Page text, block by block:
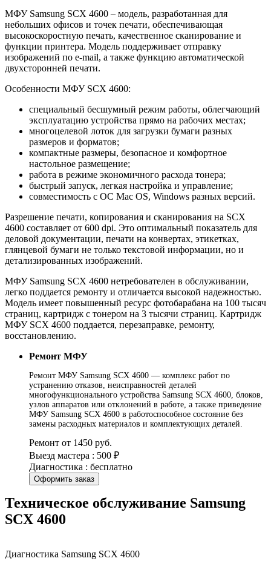
МФУ Samsung SCX 4600 – модель, разработанная для
небольших офисов и точек печати, обеспечивающая
высокоскоростную печать, качественное сканирование и
функции принтера. Модель поддерживает отправку
изображений по e-mail, а также функцию автоматической
двухсторонней печати.
Особенности МФУ SCX 4600:
специальный бесшумный режим работы, облегчающий
эксплуатацию устройства прямо на рабочих местах;
многоцелевой лоток для загрузки бумаги разных
размеров и форматов;
компактные размеры, безопасное и комфортное
настольное размещение;
работа в режиме экономичного расхода тонера;
быстрый запуск, легкая настройка и управление;
совместимость с ОС Mac OS, Windows разных версий.
Разрешение печати, копирования и сканирования на SCX
4600 составляет от 600 dpi. Это оптимальный показатель для
деловой документации, печати на конвертах, этикетках,
глянцевой бумаги не только текстовой информации, но и
детализированных изображений.
МФУ Samsung SCX 4600 нетребователен в обслуживании,
легко поддается ремонту и отличается высокой надежностью.
Модель имеет повышенный ресурс фотобарабана на 100 тысяч
страниц, картридж с тонером на 3 тысячи страниц. Картридж
МФУ SCX 4600 поддается, перезаправке, ремонту,
восстановлению.
Ремонт МФУ
Ремонт МФУ Samsung SCX 4600 — комплекс работ по
устранению отказов, неисправностей деталей
многофункционального устройства Samsung SCX 4600, блоков,
узлов аппаратов или отклонений в работе, а также приведение
МФУ Samsung SCX 4600 в работоспособное состояние без
замены расходных материалов и комплектующих деталей.
Ремонт от 1450 руб.
Выезд мастера : 500 ₽
Диагностика : бесплатно
Оформить заказ
Техническое обслуживание Samsung
SCX 4600
Диагностика Samsung SCX 4600